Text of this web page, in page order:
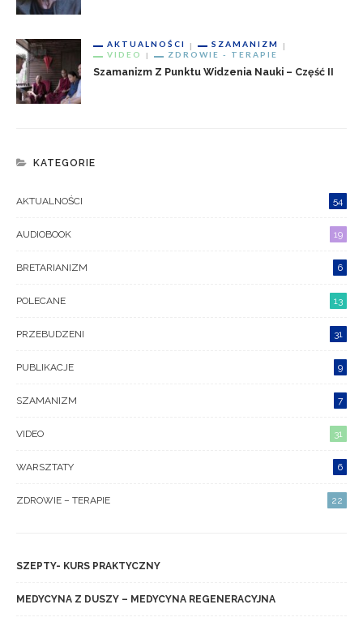
AKTUALNOŚCI
SZAMANIZM
VIDEO
ZDROWIE - TERAPIE
Szamanizm Z Punktu Widzenia Nauki – Część II
KATEGORIE
AKTUALNOŚCI 54
AUDIOBOOK 19
BRETARIANIZM 6
POLECANE 13
PRZEBUDZENI 31
PUBLIKACJE 9
SZAMANIZM 7
VIDEO 31
WARSZTATY 6
ZDROWIE – TERAPIE 22
SZEPTY- KURS PRAKTYCZNY
MEDYCYNA Z DUSZY – MEDYCYNA REGENERACYJNA